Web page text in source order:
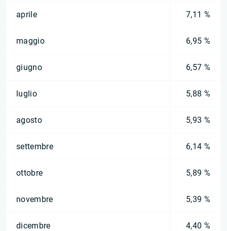
aprile 7,11 %
maggio 6,95 %
giugno 6,57 %
luglio 5,88 %
agosto 5,93 %
settembre 6,14 %
ottobre 5,89 %
novembre 5,39 %
dicembre 4,40 %